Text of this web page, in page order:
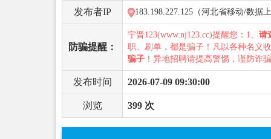
发布者IP 183.198.227.125（河北省移动/数据
防骗提醒：
宁晋123(www.nj123.cc)提醒您：1、 请
职、刷单，都是骗子！凡以各种名义
骗子 ！异地招聘请提高警惕，谨防诈骗
发布时间 2026-07-09 09:30:00
浏览 399 次